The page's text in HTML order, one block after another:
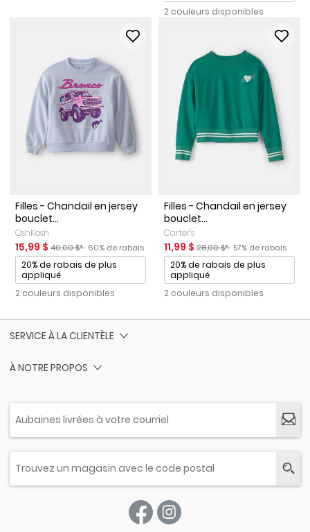
2 couleurs disponibles
Filles - Chandail en jersey
bouclet...
OshKosh
Prix de solde
15,99 $ Prix ​​de détail suggéré par le fabricant
40,00 $* Pourcentage de rabais
60% de rabais
Promotions
20% de rabais de plus
appliqué
2 couleurs disponibles
Filles - Chandail en jersey
bouclet...
Carter's
Prix de solde
11,99 $ Prix ​​de détail suggéré par le
28,00 $* Pourcentage de
57% de rabais
Promotions
20% de rabais de plus
appliqué
2 couleurs disponibles
SERVICE À LA CLIENTÈLE
À NOTRE PROPOS